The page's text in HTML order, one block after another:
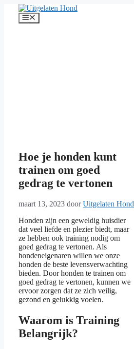
Menu
Hoe je honden kunt
trainen om goed
gedrag te vertonen
maart 13, 2023 doorUitgelaten Hond
Honden zijn een geweldig huisdier
dat veel liefde en plezier biedt, maar
ze hebben ook training nodig om
goed gedrag te vertonen. Als
hondeneigenaren willen we onze
honden de beste levensverwachting
bieden. Door honden te trainen om
goed gedrag te vertonen, kunnen we
ervoor zorgen dat ze zich veilig,
gezond en gelukkig voelen.
Waarom is Training
Belangrijk?